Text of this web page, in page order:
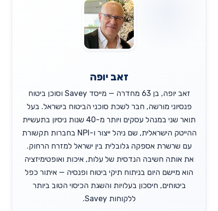
זאב יופה
זאב יופה, בן 63 מחדרה — מייסד Savey וסוכן ביטוח
פנסיוני מורשה, חבר לשכת סוכני הביטוח בישראל. בעל
תואר שני במנהל עסקים ויותר מ-40 שנות ניסיון בתעשיית
ההייטק הישראלית, שם ניהל ייצור ו-NPI בחברות תקשורת
עם שרשרת אספקה גלובלית בין ישראל למזרח הרחוק.
את אותה חשיבה הנדסית של עלות, איכות ואופטימיזציה
הוא מיישם היום בניתוח תיקי ביטוח ופנסיה — איתור כפל
ביטוחים, חיסכון בעלויות והשגת הכיסוי הטוב ביותר
ללקוחות Savey.